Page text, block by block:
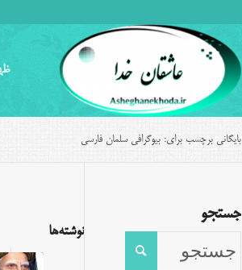
بایگانی برچسب برای: بیوگرافی سلمان فارسی
نوشته‌ها
جستجو